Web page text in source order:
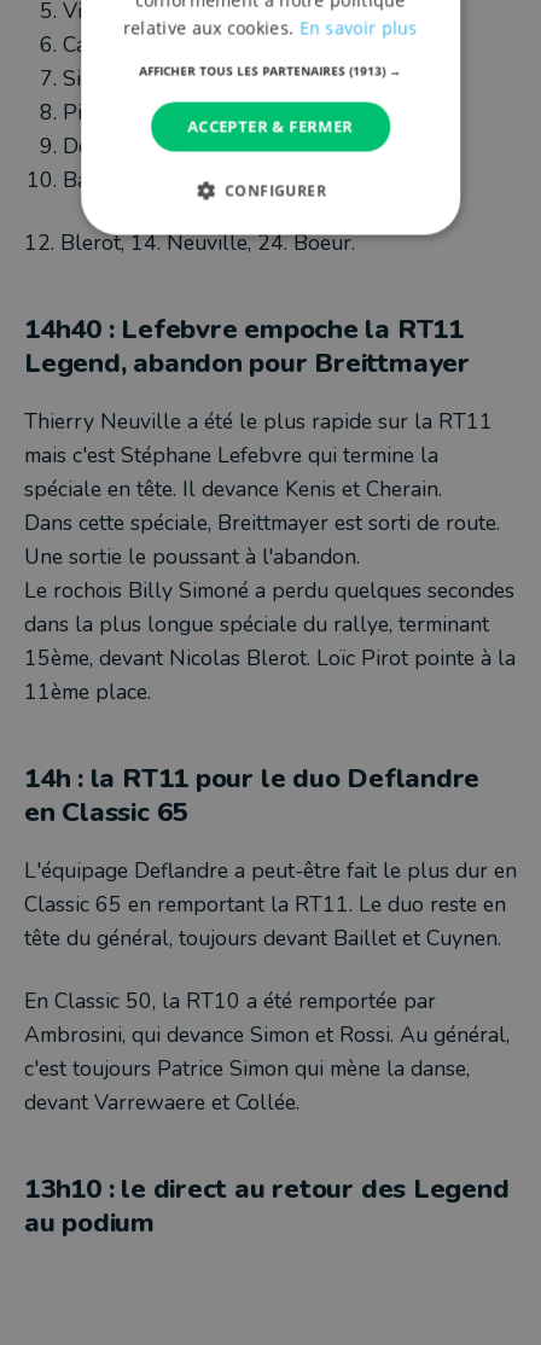
Vilmot
Cartelle
Simoné
Pirot
De Leeuw
Barjou
12. Blerot, 14. Neuville, 24. Boeur.
14h40 : Lefebvre empoche la RT11
Legend, abandon pour Breittmayer
Thierry Neuville a été le plus rapide sur la RT11
mais c'est Stéphane Lefebvre qui termine la
spéciale en tête. Il devance Kenis et Cherain.
Dans cette spéciale, Breittmayer est sorti de route.
Une sortie le poussant à l'abandon.
Le rochois Billy Simoné a perdu quelques secondes
dans la plus longue spéciale du rallye, terminant
15ème, devant Nicolas Blerot. Loïc Pirot pointe à la
11ème place.
14h : la RT11 pour le duo Deflandre
en Classic 65
L'équipage Deflandre a peut-être fait le plus dur en
Classic 65 en remportant la RT11. Le duo reste en
tête du général, toujours devant Baillet et Cuynen.
En Classic 50, la RT10 a été remportée par
Ambrosini, qui devance Simon et Rossi. Au général,
c'est toujours Patrice Simon qui mène la danse,
devant Varrewaere et Collée.
13h10 : le direct au retour des Legend
au podium
relative aux cookies. En savoir plus
AFFICHER TOUS LES PARTENAIRES(1913) →
ACCEPTER & FERMER
CONFIGURER